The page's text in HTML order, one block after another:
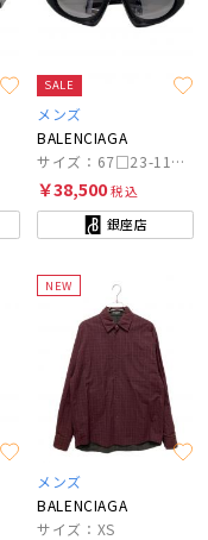
SALE
メンズ
BALENCIAGA
サイズ：67□23-115 XL
￥38,500税込
銀座店
NEW
メンズ
BALENCIAGA
サイズ：XS